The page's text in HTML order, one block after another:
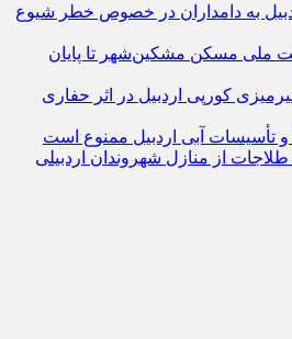
به دامداران در خصوص خطر شیوع
نهضت ملی مسکن مشکین‌شهر تا پایان
کورپی اردبیل در اثر حفاری
و تأسیسات آبی اردبیل ممنوع است
از منازل شهروندان اردبیلی